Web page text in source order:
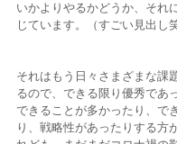
いかよりやるかどうか、それ
じています。（すごい見出し
それはもう日々さまざまな課
るので、できる限り優秀であ
できることが多かったり、で
り、戦略性があったりする方